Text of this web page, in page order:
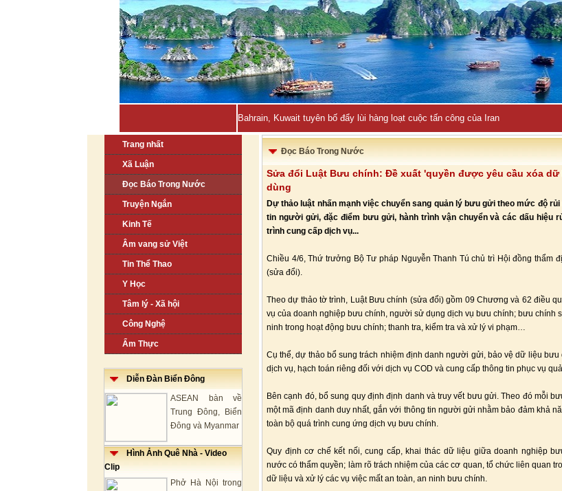
Bahrain, Kuwait tuyên bố đẩy lùi hàng loạt cuộc tấn công của Iran
Trang nhất
Xã Luận
Đọc Báo Trong Nước
Truyện Ngắn
Kinh Tế
Âm vang sử Việt
Tin Thể Thao
Y Học
Tâm lý - Xã hội
Công Nghệ
Ẩm Thực
Diễn Đàn Biển Đông
ASEAN bàn về
Trung Đông, Biển
Đông và Myanmar
Hình Ảnh Quê Nhà - Video
Clip
Phở Hà Nội trong
Đọc Báo Trong Nước
Sửa đổi Luật Bưu chính: Đề xuất 'quyền được yêu cầu xóa
dùng
Dự thảo luật nhấn mạnh việc chuyển sang quản lý bưu gửi theo mức độ
tin người gửi, đặc điểm bưu gửi, hành trình vận chuyển và các dấu hiệu
trình cung cấp dịch vụ...
Chiều 4/6, Thứ trưởng Bộ Tư pháp Nguyễn Thanh Tú chủ trì Hội đồng thẩm
(sửa đổi).
Theo dự thảo tờ trình, Luật Bưu chính (sửa đổi) gồm 09 Chương và 62 điều
vụ của doanh nghiệp bưu chính, người sử dụng dịch vụ bưu chính; bưu chính
ninh trong hoạt động bưu chính; thanh tra, kiểm tra và xử lý vi phạm…
Cụ thể, dự thảo bổ sung trách nhiệm định danh người gửi, bảo vệ dữ liệu
dịch vụ, hạch toán riêng đối với dịch vụ COD và cung cấp thông tin phục vụ
Bên cạnh đó, bổ sung quy định định danh và truy vết bưu gửi. Theo đó mỗi
một mã định danh duy nhất, gắn với thông tin người gửi nhằm bảo đảm khả
toàn bộ quá trình cung ứng dịch vụ bưu chính.
Quy định cơ chế kết nối, cung cấp, khai thác dữ liệu giữa doanh nghiệp
nước có thẩm quyền; làm rõ trách nhiệm của các cơ quan, tổ chức liên quan
dữ liệu và xử lý các vụ việc mất an toàn, an ninh bưu chính.